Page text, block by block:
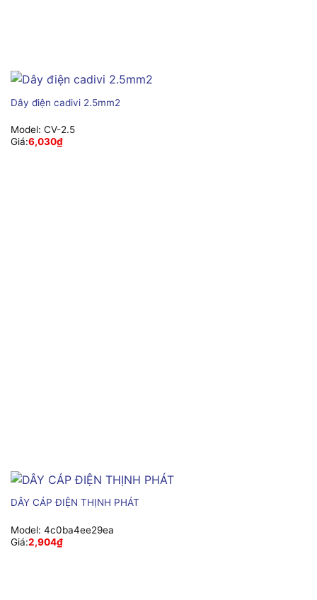
Dây điện cadivi 2.5mm2
Model: CV-2.5
Giá:6,030₫
DÂY CÁP ĐIỆN THỊNH PHÁT
Model: 4c0ba4ee29ea
Giá:2,904₫